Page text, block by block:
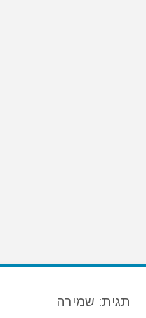
תגית: שמירה